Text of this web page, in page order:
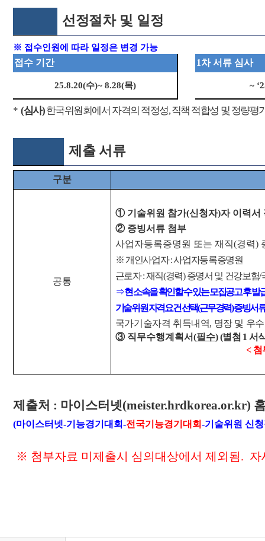
선정절차 및 일정
※ 접수인원에 따라 일정은 변경 가능
접수 기간 1차 서류 심사
25.8.20(수)~ 8.28(목) ~
* (심사) 한국위원회에서 자격의 적정성,직책 적합성 및 정량평
제출 서류
구분
공통
① 기술위원 참가(신청자)자 이력서
② 증빙서류 첨부
사업자등록증명원 또는 재직(경력)
※ 개인사업자:사업자등록증명원
근로자:재직(경력)증명서 및 건강보험/
⇒현 소속을 확인할 수 있는 모집공고 후 발
기술위원 자격요건 선택(근무경력)증빙서
국가기술자격 취득내역, 명장 및 우
③ 직무수행계획서(필수)(별첨 1서
< 첨
제출처 : 마이스터넷(meister.hrdkorea.or.kr)
(마이스터넷-기능경기대회-전국기능경기대회-기술위원 신
※ 첨부자료 미제출시 심의대상에서 제외됨. 자